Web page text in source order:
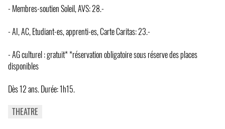
- Membres-soutien Soleil, AVS: 28.-
- AI, AC, Etudiant-es, apprenti-es, Carte Caritas: 23.-
- AG culturel : gratuit* *réservation obligatoire sous réserve des places
disponibles
Dès 12 ans. Durée: 1h15.
THEATRE